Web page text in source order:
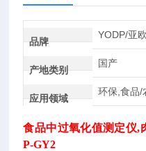
品牌
YODP/亚
产地类别
国产
应用领域
环保,食品/
食品中过氧化值测定仪,
P-GY2